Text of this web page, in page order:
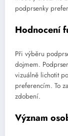
podprsenky
Hodnocení
Při výběru
dojmem.
vizuálně lichotit
preferencím. To
zdobení.
Význam